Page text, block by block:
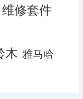
维修套件
木 雅马哈